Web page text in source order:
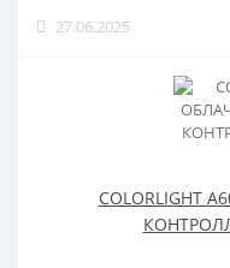
27.06.2025
COLORLIGHT